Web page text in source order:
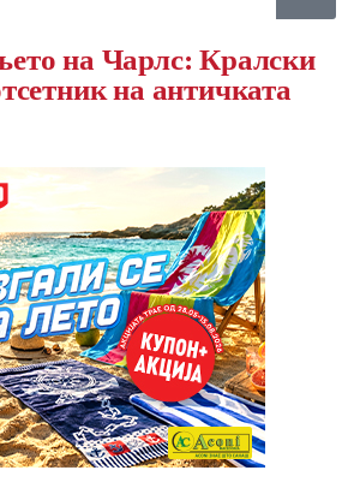
на Чарлс: Кралски
на античката